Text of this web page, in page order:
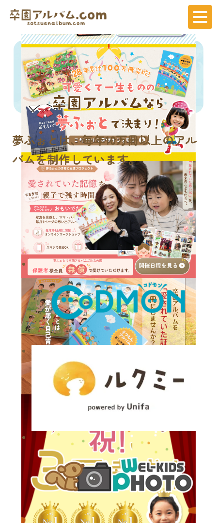
夢ふぉとは、毎年10万冊以上のアル
バムを制作しています。